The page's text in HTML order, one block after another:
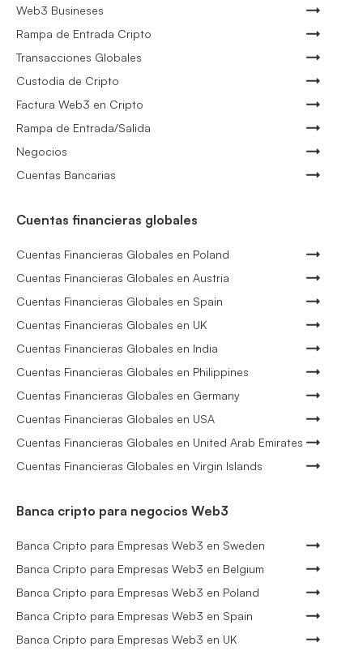
Web3 Busineses
Rampa de Entrada Cripto
Transacciones Globales
Custodia de Cripto
Factura Web3 en Cripto
Rampa de Entrada/Salida
Negocios
Cuentas Bancarias
Cuentas financieras globales
Cuentas Financieras Globales en Poland
Cuentas Financieras Globales en Austria
Cuentas Financieras Globales en Spain
Cuentas Financieras Globales en UK
Cuentas Financieras Globales en India
Cuentas Financieras Globales en Philippines
Cuentas Financieras Globales en Germany
Cuentas Financieras Globales en USA
Cuentas Financieras Globales en United Arab Emirates
Cuentas Financieras Globales en Virgin Islands
Banca cripto para negocios Web3
Banca Cripto para Empresas Web3 en Sweden
Banca Cripto para Empresas Web3 en Belgium
Banca Cripto para Empresas Web3 en Poland
Banca Cripto para Empresas Web3 en Spain
Banca Cripto para Empresas Web3 en UK